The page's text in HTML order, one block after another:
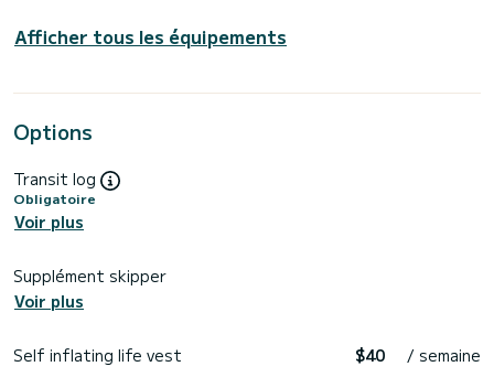
Afficher tous les équipements
Options
Transit log
Obligatoire
Voir plus
Supplément skipper
Voir plus
Self inflating life vest $40 / semaine